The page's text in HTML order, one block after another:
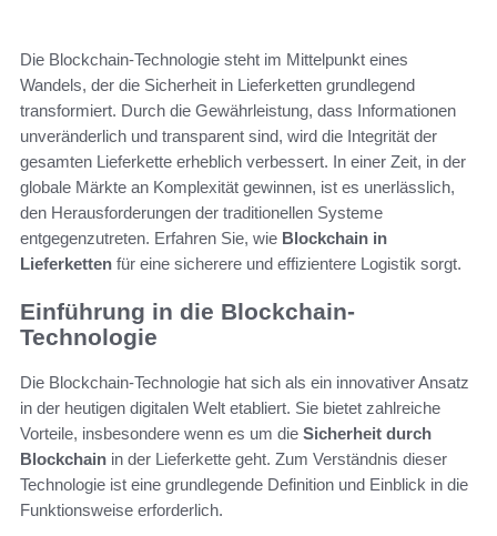
Die Blockchain-Technologie steht im Mittelpunkt eines
Wandels, der die Sicherheit in Lieferketten grundlegend
transformiert. Durch die Gewährleistung, dass Informationen
unveränderlich und transparent sind, wird die Integrität der
gesamten Lieferkette erheblich verbessert. In einer Zeit, in der
globale Märkte an Komplexität gewinnen, ist es unerlässlich,
den Herausforderungen der traditionellen Systeme
entgegenzutreten. Erfahren Sie, wie Blockchain in
Lieferketten für eine sicherere und effizientere Logistik sorgt.
Einführung in die Blockchain-
Technologie
Die Blockchain-Technologie hat sich als ein innovativer Ansatz
in der heutigen digitalen Welt etabliert. Sie bietet zahlreiche
Vorteile, insbesondere wenn es um die Sicherheit durch
Blockchain in der Lieferkette geht. Zum Verständnis dieser
Technologie ist eine grundlegende Definition und Einblick in die
Funktionsweise erforderlich.